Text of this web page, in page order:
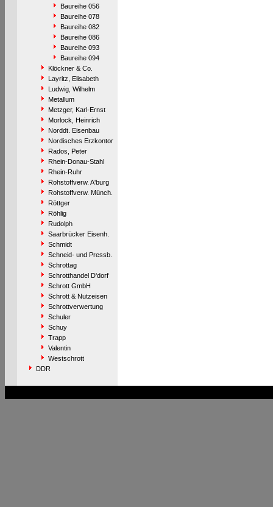
Baureihe 056
Baureihe 078
Baureihe 082
Baureihe 086
Baureihe 093
Baureihe 094
Klöckner & Co.
Layritz, Elisabeth
Ludwig, Wilhelm
Metallum
Metzger, Karl-Ernst
Morlock, Heinrich
Norddt. Eisenbau
Nordisches Erzkontor
Rados, Peter
Rhein-Donau-Stahl
Rhein-Ruhr
Rohstoffverw. A'burg
Rohstoffverw. Münch.
Röttger
Röhlig
Rudolph
Saarbrücker Eisenh.
Schmidt
Schneid- und Pressb.
Schrottag
Schrotthandel D'dorf
Schrott GmbH
Schrott & Nutzeisen
Schrottverwertung
Schuler
Schuy
Trapp
Valentin
Westschrott
DDR